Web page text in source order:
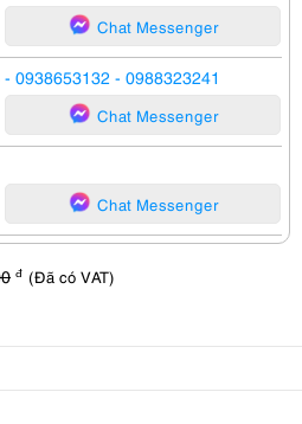
Chat Messenger
- 0938653132 - 0988323241
Chat Messenger
Chat Messenger
đ (Đã có VAT)